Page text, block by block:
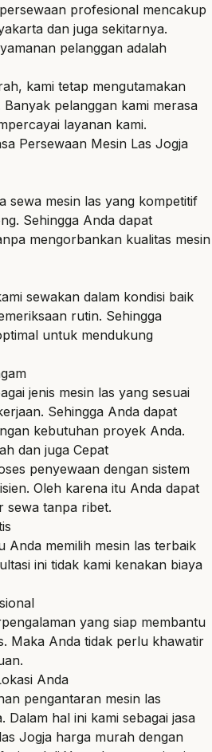
profesional mencakup
dan juga sekitarnya.
pelanggan adalah
kami tetap mengutamakan
pelanggan kami merasa
layanan kami.
Persewaan Mesin Las Jogja
sewa mesin las yang kompetitif
Sehingga Anda dapat
mengorbankan kualitas mesin
sewakan dalam kondisi baik
rutin. Sehingga
untuk mendukung
jenis mesin las yang sesuai
Sehingga Anda dapat
kebutuhan proyek Anda.
dan juga Cepat
penyewaan dengan sistem
Oleh karena itu Anda dapat
sewa tanpa ribet.
Anda memilih mesin las terbaik
ini tidak kami kenakan biaya
yang siap membantu
Maka Anda tidak perlu khawatir
Anda
pengantaran mesin las
Dalam hal ini kami sebagai jasa
Jogja harga murah dengan